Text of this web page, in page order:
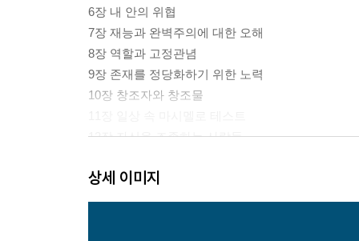
6장 내 안의 위협
7장 재능과 완벽주의에 대한 오해
8장 역할과 고정관념
9장 존재를 정당화하기 위한 노력
10장 창조자와 창조물
12장 자신을 조종하는 사람들
14장 정체성 투쟁
15장 광고와 이미지 조작
상세 이미지